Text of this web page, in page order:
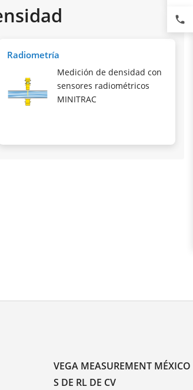
Radiometría
Medición de densidad con
sensores radiométricos
MINITRAC
VEGA MEASUREMENT MÉXICO
S DE RL DE CV
phone